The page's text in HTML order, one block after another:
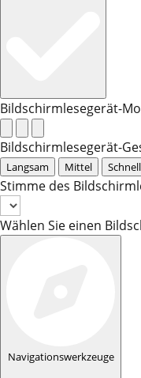
Bildschirmlesegerät-
Bildschirmlesegerät-
Langsam Mittel Schnell
Stimme des
Wählen Sie einen
Navigationswerkzeuge